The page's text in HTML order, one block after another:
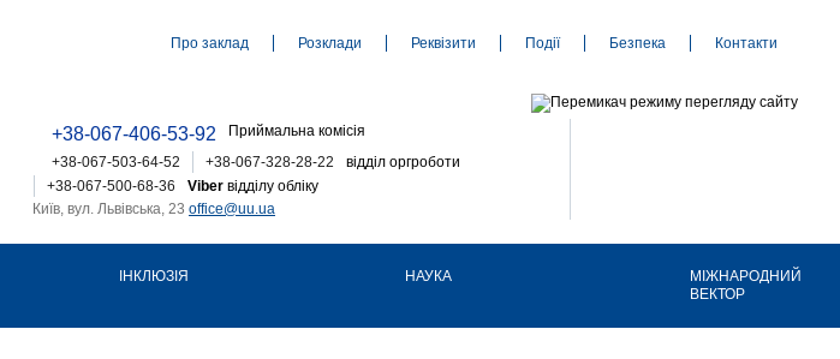
Про заклад Розклади Реквізити Події Безпека Контакти
+38-067-406-53-92
Приймальна комісія
відділ оргроботи
+38-067-503-64-52
+38-067-328-28-22
Viber відділу обліку
+38-067-500-68-36
Київ, вул. Львівська, 23 office@uu.ua
ІНКЛЮЗІЯ НАУКА
МІЖНАРОДНИЙ
ВЕКТОР